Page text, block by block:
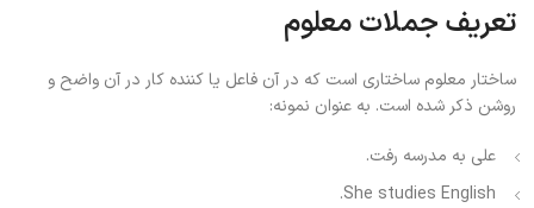
تعریف جملات معلوم
ساختار معلوم ساختاری است که در آن فاعل یا کننده کار در آن واضح و
روشن ذکر شده است. به عنوان نمونه:
علی به مدرسه رفت.
She studies English.